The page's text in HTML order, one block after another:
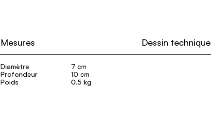
Mesures
Diamètre
7 cm
Profondeur
10 cm
Poids
0.5 kg
Dessin technique